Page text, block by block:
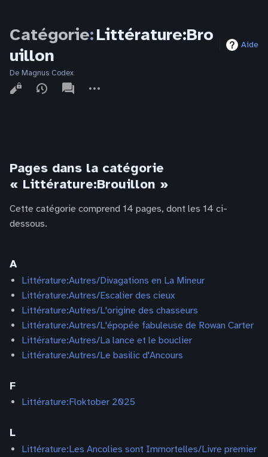
Catégorie:Littérature:Bro
uillon
Aide
De Magnus Codex
Affichages
associated-
pages
actions
Pages dans la catégorie
« Littérature:Brouillon »
Cette catégorie comprend 14 pages, dont les 14 ci-
dessous.
A
Littérature:Autres/Divagations en La Mineur
Littérature:Autres/Escalier des cieux
Littérature:Autres/L'origine des chasseurs
Littérature:Autres/L'épopée fabuleuse de Rowan Carter
Littérature:Autres/La lance et le bouclier
Littérature:Autres/Le basilic d'Ancours
F
Littérature:Floktober 2025
L
Littérature:Les Ancolies sont Immortelles/Livre premier